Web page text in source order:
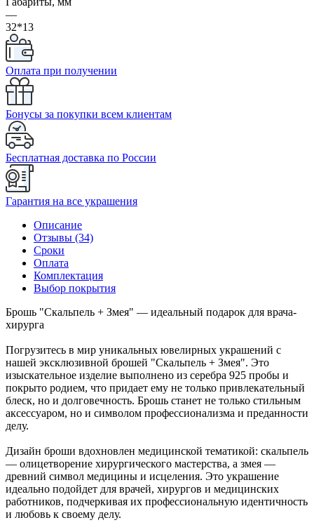
—
32*13
Оплата при получении
Бонусы за покупки всем клиентам
Бесплатная доставка по России
Гарантия на все украшения
Описание
Отзывы (34)
Сроки
Оплата
Комплектация
Выбор покрытия
Брошь "Скальпель + Змея" — идеальный подарок для врача-
хирурга
Погрузитесь в мир уникальных ювелирных украшений с
нашей эксклюзивной брошей "Скальпель + Змея". Это
изыскательное изделие выполнено из серебра 925 пробы и
покрыто родием, что придает ему не только привлекательный
блеск, но и долговечность. Брошь станет не только стильным
аксессуаром, но и символом профессионализма и преданности
делу.
Дизайн броши вдохновлен медицинской тематикой: скальпель
— олицетворение хирургического мастерства, а змея —
древний символ медицины и исцеления. Это украшение
идеально подойдет для врачей, хирургов и медицинских
работников, подчеркивая их профессиональную идентичность
и любовь к своему делу.